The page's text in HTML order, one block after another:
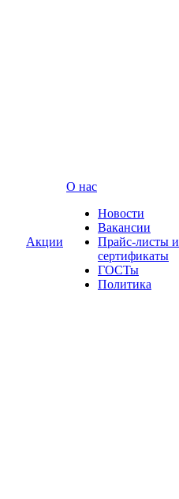
Акции
О нас
Новости
Вакансии
Прайс-листы и
сертификаты
ГОСТы
Политика